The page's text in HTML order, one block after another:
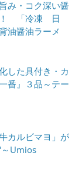
み・コク深い醤
！ 「冷凍 日
醤油ラーメ
した具付き・カ
番』３品～テー
カルビマヨ」が
～Umios